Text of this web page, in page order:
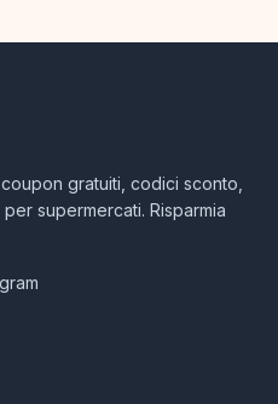
gratuiti, codici sconto,
supermercati. Risparmia